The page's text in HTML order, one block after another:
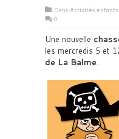
Dans Activités
0
Une nouvelle
les mercredis 5 et
de La Balme.